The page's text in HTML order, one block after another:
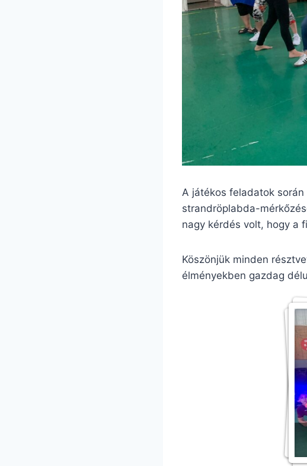
A játékos feladatok
strandröplabda-
nagy kérdés volt, hogy a
Köszönjük minden
élményekben gazdag